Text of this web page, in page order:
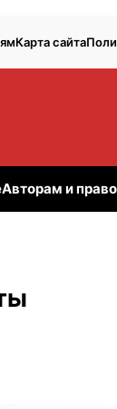
Карта сайта
Авторам и